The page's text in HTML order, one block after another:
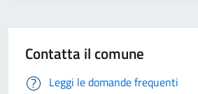
Contatta il comune
Leggi le domande frequenti